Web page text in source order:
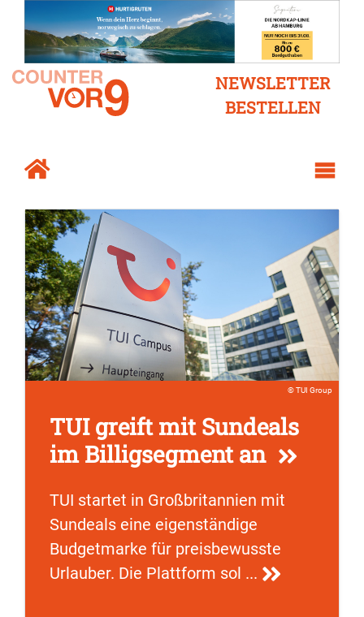
NEWSLETTER
BESTELLEN
TUI Group
TUI greift mit Sundeals
im Billigsegment an
TUI startet in Großbritannien mit
Sundeals eine eigenständige
Budgetmarke für preisbewusste
Urlauber. Die Plattform sol ...